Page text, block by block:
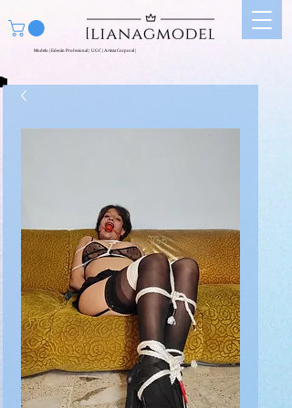
Modelo | Edecán Profesional | UGC | Artista Corporal |